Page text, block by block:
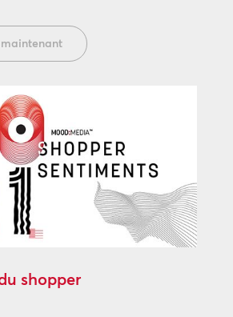
shopper